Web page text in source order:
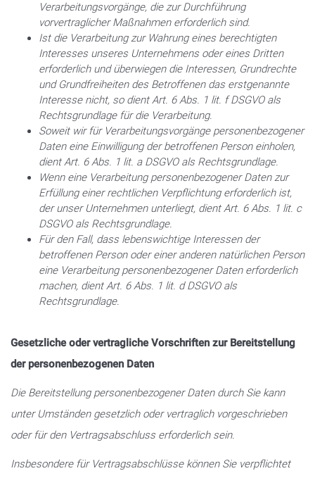
Verarbeitungsvorgänge, die zur Durchführung
vorvertraglicher Maßnahmen erforderlich sind.
Ist die Verarbeitung zur Wahrung eines berechtigten
Interesses unseres Unternehmens oder eines Dritten
erforderlich und überwiegen die Interessen, Grundrechte
und Grundfreiheiten des Betroffenen das erstgenannte
Interesse nicht, so dient Art. 6 Abs. 1 lit. f DSGVO als
Rechtsgrundlage für die Verarbeitung.
Soweit wir für Verarbeitungsvorgänge personenbezogener
Daten eine Einwilligung der betroffenen Person einholen,
dient Art. 6 Abs. 1 lit. a DSGVO als Rechtsgrundlage.
Wenn eine Verarbeitung personenbezogener Daten zur
Erfüllung einer rechtlichen Verpflichtung erforderlich ist,
der unser Unternehmen unterliegt, dient Art. 6 Abs. 1 lit. c
DSGVO als Rechtsgrundlage.
Für den Fall, dass lebenswichtige Interessen der
betroffenen Person oder einer anderen natürlichen Person
eine Verarbeitung personenbezogener Daten erforderlich
machen, dient Art. 6 Abs. 1 lit. d DSGVO als
Rechtsgrundlage.
Gesetzliche oder vertragliche Vorschriften zur Bereitstellung
der personenbezogenen Daten
Die Bereitstellung personenbezogener Daten durch Sie kann
unter Umständen gesetzlich oder vertraglich vorgeschrieben
oder für den Vertragsabschluss erforderlich sein.
Insbesondere für Vertragsabschlüsse können Sie verpflichtet